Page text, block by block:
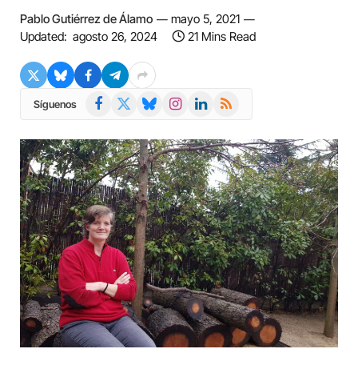
Pablo Gutiérrez de Álamo
mayo 5, 2021
Updated: agosto 26, 2024 21 Mins Read
Síguenos Facebook BlueskyInstagramLinkedIn
RSS